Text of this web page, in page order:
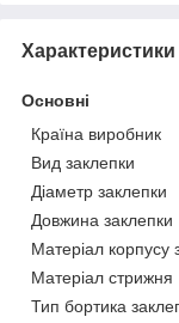
Характеристики
Основні
Країна виробник
Вид заклепки
Діаметр заклепки
Довжина заклепки
Матеріал корпусу
Матеріал стрижня
Тип бортика